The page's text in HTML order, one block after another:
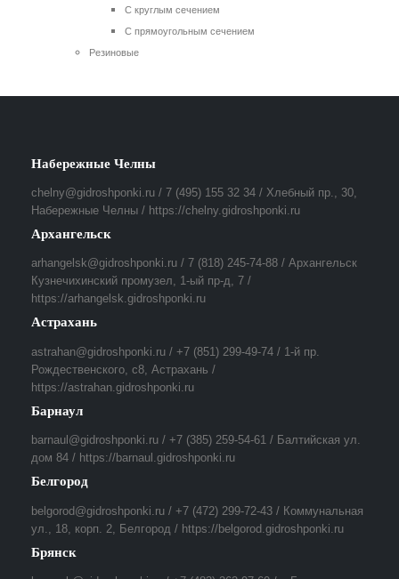
С круглым сечением
С прямоугольным сечением
Резиновые
Набережные Челны
chelny@gidroshponki.ru / 7 (495) 155 32 34 / Хлебный пр., 30,
Набережные Челны / https://chelny.gidroshponki.ru
Архангельск
arhangelsk@gidroshponki.ru / 7 (818) 245-74-88 / Архангельск
Кузнечихинский промузел, 1-ый пр-д, 7 /
https://arhangelsk.gidroshponki.ru
Астрахань
astrahan@gidroshponki.ru / +7 (851) 299-49-74 / 1-й пр.
Рождественского, с8, Астрахань /
https://astrahan.gidroshponki.ru
Барнаул
barnaul@gidroshponki.ru / +7 (385) 259-54-61 / Балтийская ул.
дом 84 / https://barnaul.gidroshponki.ru
Белгород
belgorod@gidroshponki.ru / +7 (472) 299-72-43 / Коммунальная
ул., 18, корп. 2, Белгород / https://belgorod.gidroshponki.ru
Брянск